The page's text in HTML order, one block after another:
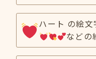
ハート の絵
などの